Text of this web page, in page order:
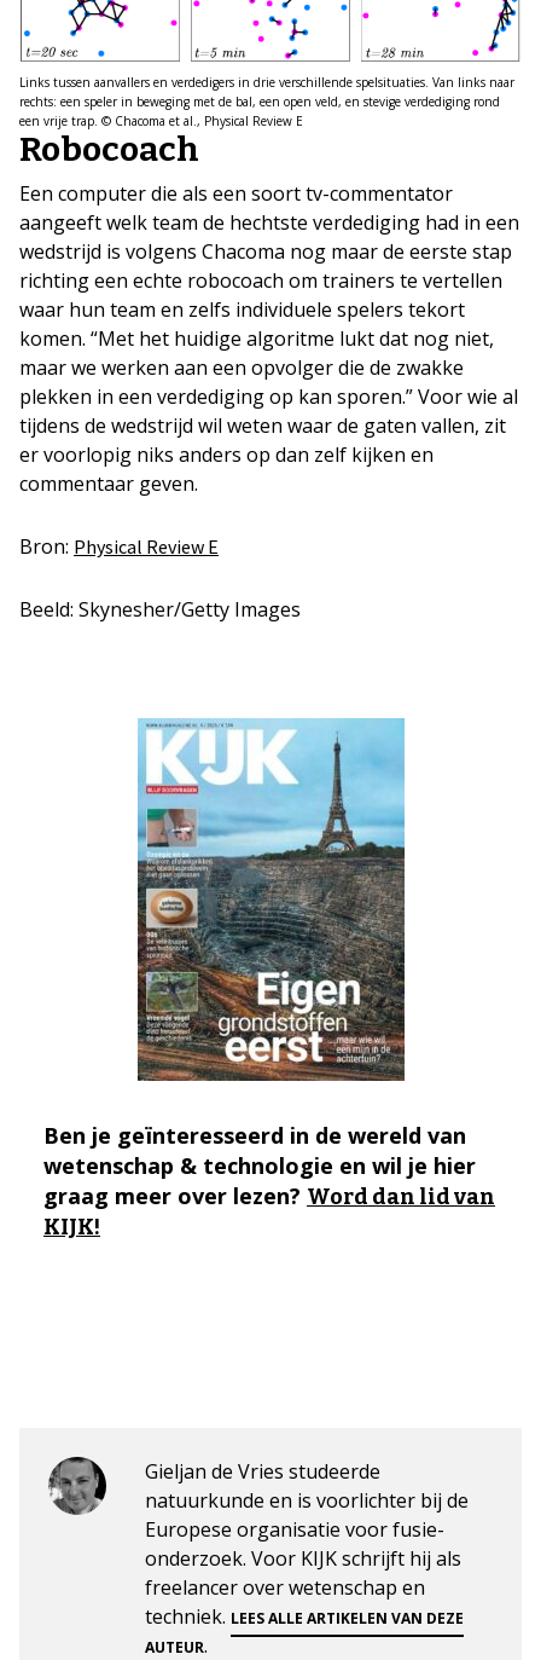
Links tussen aanvallers en verdedigers in drie verschillende spelsituaties. Van links naar
rechts: een speler in beweging met de bal, een open veld, en stevige verdediging rond
een vrije trap. © Chacoma et al., Physical Review E
Robocoach
Een computer die als een soort tv-commentator
aangeeft welk team de hechtste verdediging had in een
wedstrijd is volgens Chacoma nog maar de eerste stap
richting een echte robocoach om trainers te vertellen
waar hun team en zelfs individuele spelers tekort
komen. “Met het huidige algoritme lukt dat nog niet,
maar we werken aan een opvolger die de zwakke
plekken in een verdediging op kan sporen.” Voor wie al
tijdens de wedstrijd wil weten waar de gaten vallen, zit
er voorlopig niks anders op dan zelf kijken en
commentaar geven.
Bron: Physical Review E
Beeld: Skynesher/Getty Images
Ben je geïnteresseerd in de wereld van
wetenschap & technologie en wil je hier
graag meer over lezen? Word dan lid van
KIJK!
Gieljan de Vries studeerde
natuurkunde en is voorlichter bij de
Europese organisatie voor fusie-
onderzoek. Voor KIJK schrijft hij als
freelancer over wetenschap en
techniek. LEES ALLE ARTIKELEN VAN DEZE
AUTEUR.